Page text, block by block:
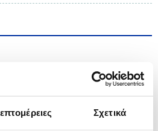
Σχετικά
για Μεταπτυχιακές Σπουδές σε
εξωτερικού Ακαδημαϊκού έτους 2022-